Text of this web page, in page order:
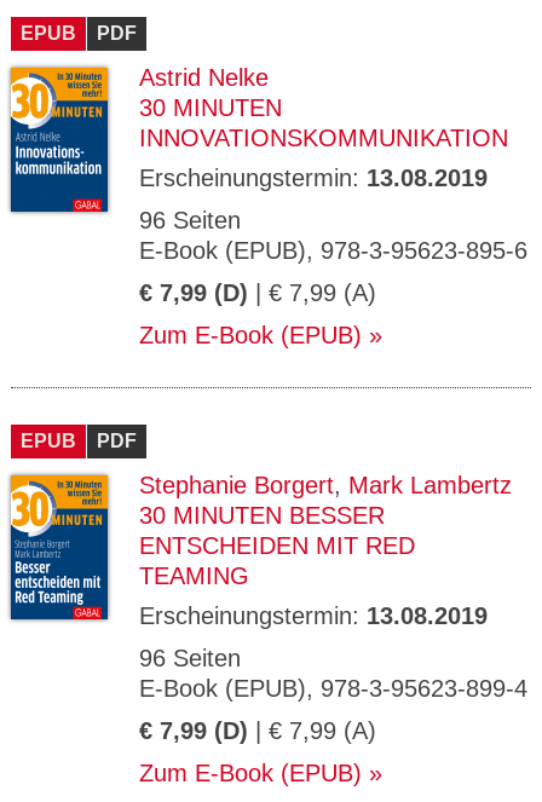
EPUB PDF
Astrid Nelke
30 MINUTEN
INNOVATIONSKOMMUNIKATION
Erscheinungstermin: 13.08.2019
96 Seiten
E-Book (EPUB), 978-3-95623-895-6
€ 7,99 (D) | € 7,99 (A)
Zum E-Book (EPUB)
EPUB PDF
Stephanie Borgert, Mark Lambertz
30 MINUTEN BESSER
ENTSCHEIDEN MIT RED
TEAMING
Erscheinungstermin: 13.08.2019
96 Seiten
E-Book (EPUB), 978-3-95623-899-4
€ 7,99 (D) | € 7,99 (A)
Zum E-Book (EPUB)